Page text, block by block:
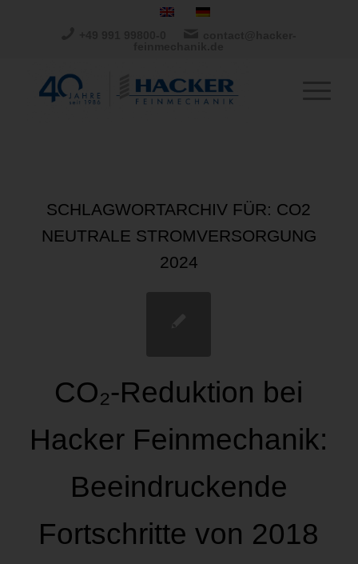
SCHLAGWORTARCHIV FÜR: CO2
NEUTRALE STROMVERSORGUNG
2024
CO₂-Reduktion bei
Hacker Feinmechanik:
Beeindruckende
Fortschritte von 2018